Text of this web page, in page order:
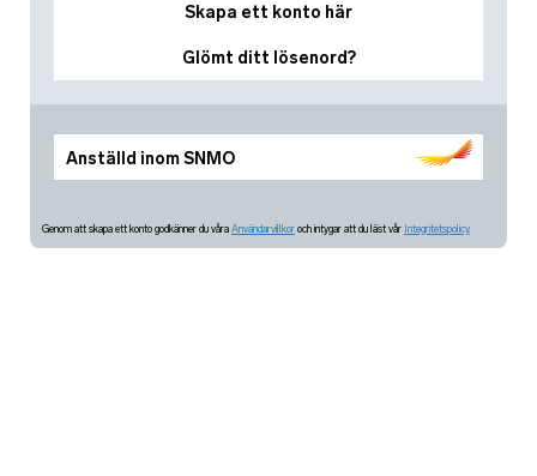
Anställd inom SNMO
Skapa ett konto här
Glömt ditt lösenord?
Genom att skapa ett konto godkänner du våra Användarvillkor och intygar att du läst vår Integritetspolicy.